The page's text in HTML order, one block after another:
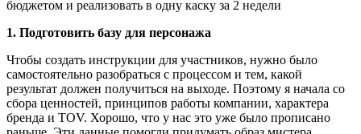
1. Подготовить базу для персонажа
Чтобы создать инструкции для участников, нужно было
самостоятельно разобраться с процессом и тем, какой
результат должен получиться на выходе. Поэтому я начала со
сбора ценностей, принципов работы компании, характера
бренда и TOV. Хорошо, что у нас это уже было прописано